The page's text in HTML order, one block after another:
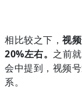
相比较之下，视
20%左右。 之前
会中提到，视频
系。